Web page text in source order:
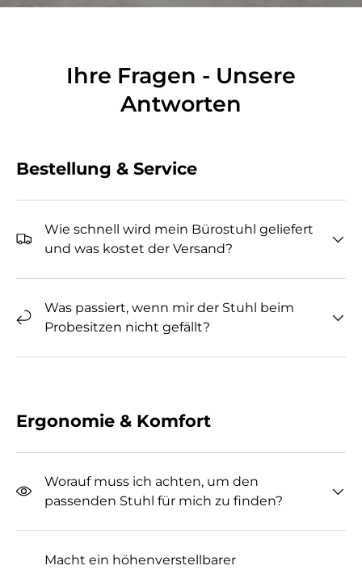
Ihre Fragen - Unsere
Antworten
Bestellung & Service
Wie schnell wird mein Bürostuhl geliefert
und was kostet der Versand?
Was passiert, wenn mir der Stuhl beim
Probesitzen nicht gefällt?
Ergonomie & Komfort
Worauf muss ich achten, um den
passenden Stuhl für mich zu finden?
Macht ein höhenverstellbarer